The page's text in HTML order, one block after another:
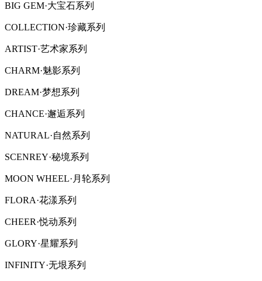
BIG GEM·大宝石系列
COLLECTION·珍藏系列
ARTIST·艺术家系列
CHARM·魅影系列
DREAM·梦想系列
CHANCE·邂逅系列
NATURAL·自然系列
SCENREY·秘境系列
MOON WHEEL·月轮系列
FLORA·花漾系列
CHEER·悦动系列
GLORY·星耀系列
INFINITY·无垠系列